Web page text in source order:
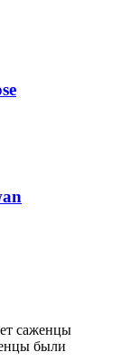
саженцы
были